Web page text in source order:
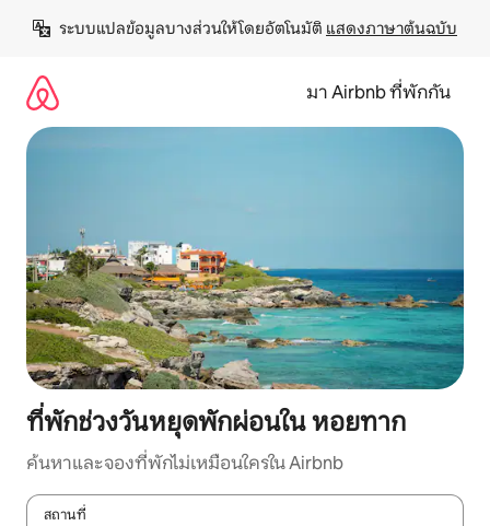
เนื้อหา
ระบบแปลข้อมูลบางส่วนให้โดยอัตโนมัติ แสดงภาษาต้นฉบับ
มา Airbnb ที่พักกัน
ที่พักช่วงวันหยุดพักผ่อนใน หอยทาก
ค้นหาและจองที่พักไม่เหมือนใครใน Airbnb
สถานที่